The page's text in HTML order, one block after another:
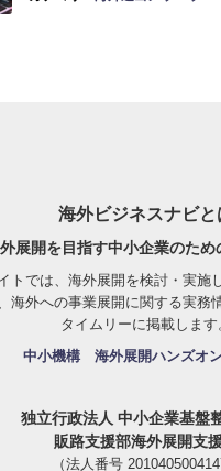
海外ビジネスナビと
展開を目指す中小企業のため
トでは、海外展開を検討・実施
海外への事業展開に関する実務
タイムリーに掲載します
中小機構 海外展開ハンズオ
独立行政法人 中小企業基盤
販路支援部海外展開支
（法人番号